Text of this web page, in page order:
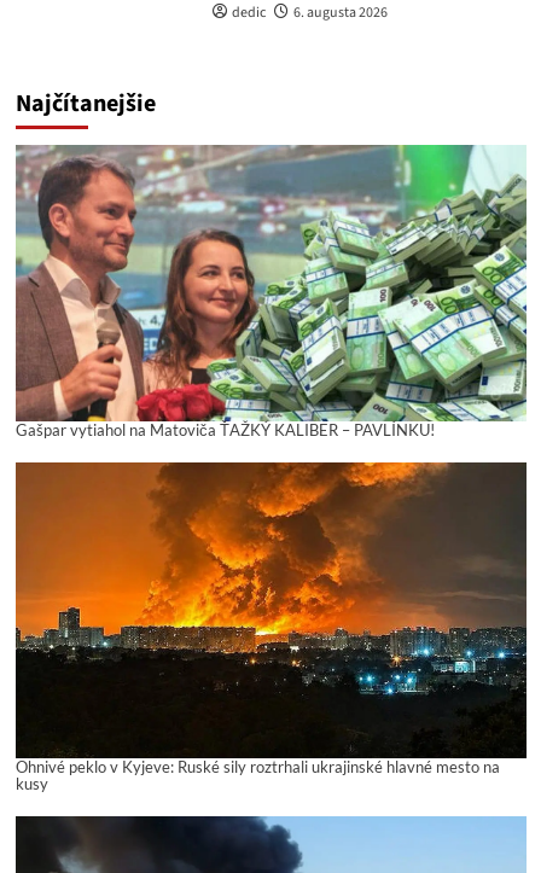
dedic 6. augusta 2026
Najčítanejšie
Gašpar vytiahol na Matoviča ŤAŽKÝ KALIBER – PAVLÍNKU!
Ohnivé peklo v Kyjeve: Ruské sily roztrhali ukrajinské hlavné mesto na
kusy